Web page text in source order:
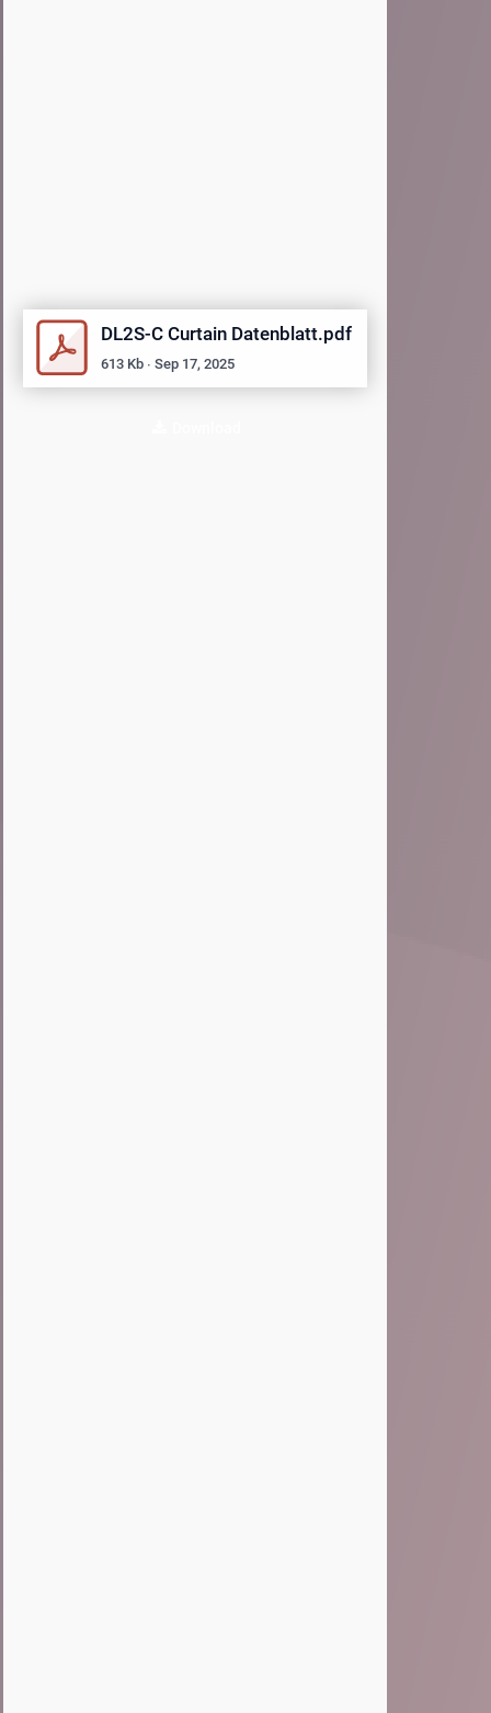
DL2S-C Curtain Datenblatt.pdf
613 Kb ∙ Sep 17, 2025